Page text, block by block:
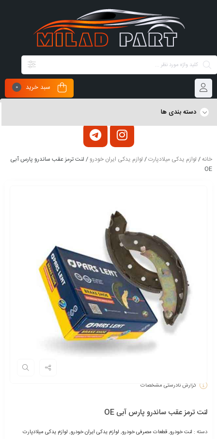
سبد خرید 0
دسته بندی ها
خانه/لوازم یدکی میلادپارت/لوازم یدکی ایران خودرو/ لنت ترمز عقب ساندرو پارس آبی
OE
گزارش نادرستی مشخصات
لنت ترمز عقب ساندرو پارس آبی OE
دسته : لنت خودرو,قطعات مصرفی خودرو,لوازم یدکی ایران خودرو,لوازم یدکی میلادپارت